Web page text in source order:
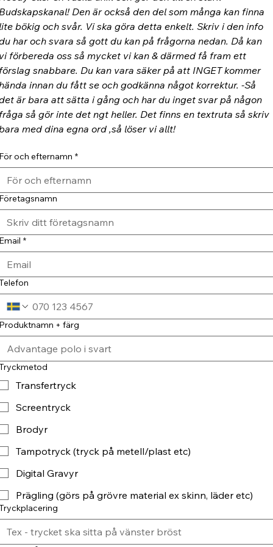
Den är också den del som många kan finna
bökig och svår. Vi ska göra detta enkelt. Skriv i den info
har och svara så gott du kan på frågorna nedan. Då kan
förbereda oss så mycket vi kan & därmed få fram ett
snabbare. Du kan vara säker på att INGET kommer
innan du fått se och godkänna något korrektur. -Så
är bara att sätta i gång och har du inget svar på någon
så gör inte det ngt heller. Det finns en textruta så skriv
med dina egna ord ,så löser vi allt!
och efternamn *
*
+ färg
Transfertryck
Screentryck
Brodyr
Tampotryck (tryck på metell/plast etc)
Digital Gravyr
Prägling (görs på grövre material ex skinn, läder etc)